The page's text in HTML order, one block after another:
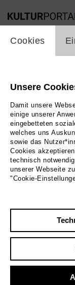
Play
Zurück|
Film Info
Deutschland
Cookies
Unsere
Damit unsere
einige unserer
eingebetteten
welches uns
sowie das
Cookies
technisch
unserer Webseite
"Cookie-